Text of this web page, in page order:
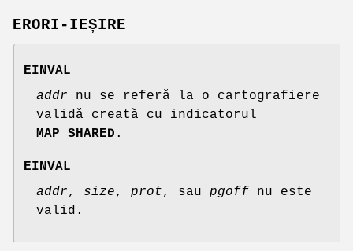
ERORI-IEȘIRE
EINVAL
addr nu se referă la o cartografiere
validă creată cu indicatorul
MAP_SHARED .
EINVAL
addr, size, prot, sau pgoff nu este
valid.